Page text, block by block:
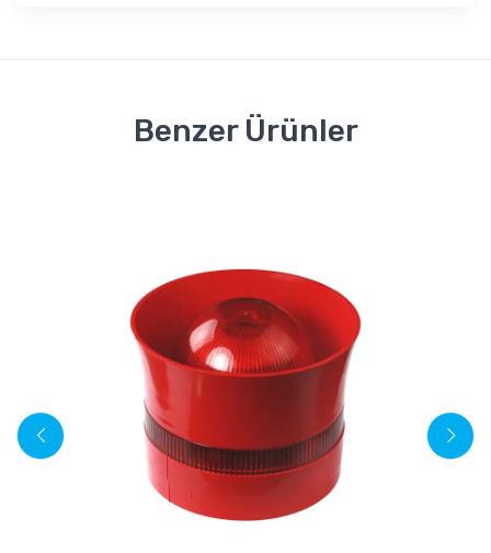
Benzer Ürünler